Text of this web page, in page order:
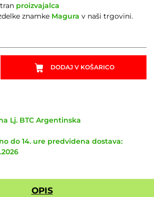
DODAJ V KOŠARICO
proizvajalca
znamke Magura v naši trgovini.
Lj. BTC Argentinska
do 14. ure predvidena dostava:
OPIS